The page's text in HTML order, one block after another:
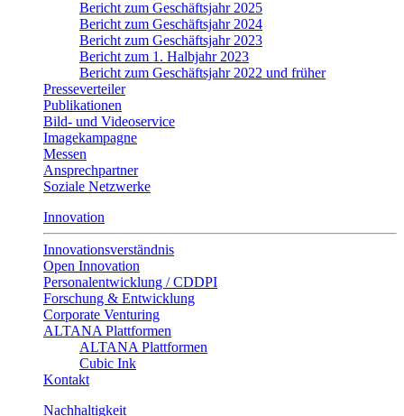
Bericht zum Geschäftsjahr 2025
Bericht zum Geschäftsjahr 2024
Bericht zum Geschäftsjahr 2023
Bericht zum 1. Halbjahr 2023
Bericht zum Geschäftsjahr 2022 und früher
Presseverteiler
Publikationen
Bild- und Videoservice
Imagekampagne
Messen
Ansprechpartner
Soziale Netzwerke
Innovation
Innovationsverständnis
Open Innovation
Personalentwicklung / CDDPI
Forschung & Entwicklung
Corporate Venturing
ALTANA Plattformen
ALTANA Plattformen
Cubic Ink
Kontakt
Nachhaltigkeit